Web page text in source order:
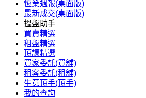
恆業週報(桌面版)
最新成交(桌面版)
搵盤助手
買賣精選
租盤精選
頂讓精選
買家委託(買舖)
租客委託(租舖)
生意頂手(頂手)
我的查詢